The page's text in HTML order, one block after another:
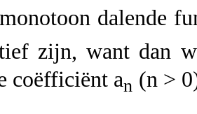
dalende
zijn, want dan
coëfficiënt an (n >